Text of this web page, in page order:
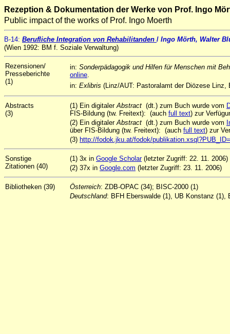
Rezeption & Dokumentation der Werke von Prof. Ingo
Public impact of the works of Prof. Ingo Moerth
B-14: Berufliche Integration von Rehabilitanden / Ingo Mörth, Walter
(Wien 1992: BM f. Soziale Verwaltung)
Rezensionen/
Presseberichte
(1)
in: Sonderpädagogik und Hilfen für Menschen mit
online.
in: Exlibris (Linz/AUT: Pastoralamt der Diözese
Abstracts
(3)
(1) Ein digitalerAbstract (dt.) zum Buch wurde vom
FIS-Bildung (tw. Freitext): (auch full text) zur
(2) Ein digitalerAbstract (dt.) zum Buch wurde vom
über FIS-Bildung (tw. Freitext): (auch full text) zur
(3) http://fodok.jku.at/fodok/
Sonstige
Zitationen (40)
(1) 3x in Google Scholar(letzter Zugriff: 22. 11. 2006)
(2) 37x in Google.com (letzter Zugriff: 23. 11. 2006)
Bibliotheken (39) Österreich: ZDB-OPAC (34); BISC-2000 (1)
Deutschland: BFH Eberswalde (1), UB Konstanz (1),